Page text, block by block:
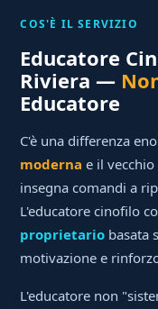
COS'È IL SERVIZIO
Educatore
Riviera —
Educatore
C'è una differenza
moderna e il
insegna comandi a
L'educatore cinofilo
proprietario basata
motivazione e
L'educatore non